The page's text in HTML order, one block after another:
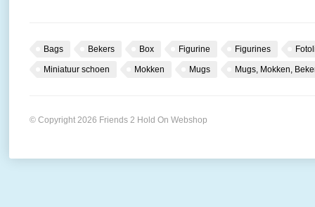
Bags Bekers Box Figurine Figurines
Miniatuur schoen Mokken Mugs Mugs, Mokken,
© Copyright 2026 Friends 2 Hold On Webshop